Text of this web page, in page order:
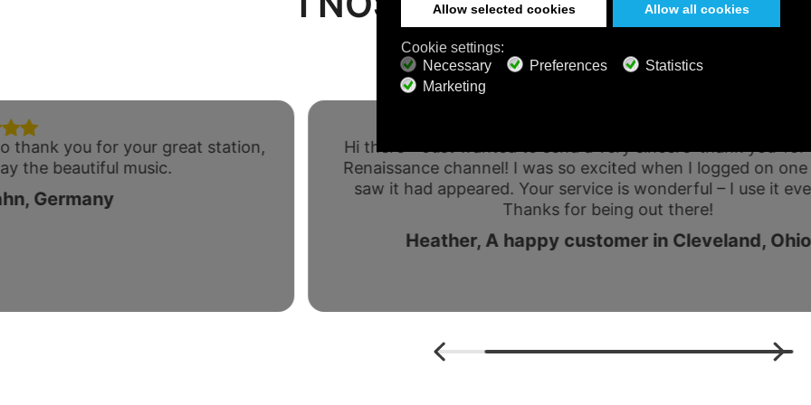
thank you for your great station,
the beautiful music.
Germany
Hi there – Just wanted to send a very sincere ‘thank you’
Renaissance channel! I was so excited when I logged on
saw it had appeared. Your service is wonderful – I use it
Thanks for being out there!
Heather, A happy customer in Cleveland, Ohio